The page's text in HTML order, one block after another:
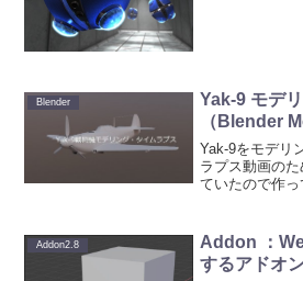
Blender
Yak-9 モデ
（Blender
Yak-9をモデリ
ラプス動画の
ていたので作っ
力も併せて鍛
てもモデリング
Addon2.8
Addon ：
するアドオン